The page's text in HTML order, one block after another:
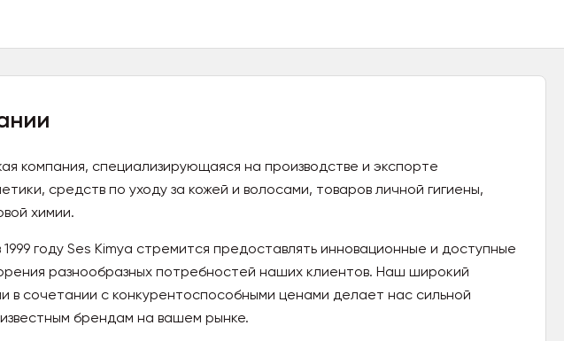
компания, специализирующаяся на производстве и экспорте
средств по уходу за кожей и волосами, товаров личной гигиены,
химии.
году Ses Kimya стремится предоставлять инновационные и доступные
разнообразных потребностей наших клиентов. Наш широкий
в сочетании с конкурентоспособными ценами делает нас сильной
брендам на вашем рынке.